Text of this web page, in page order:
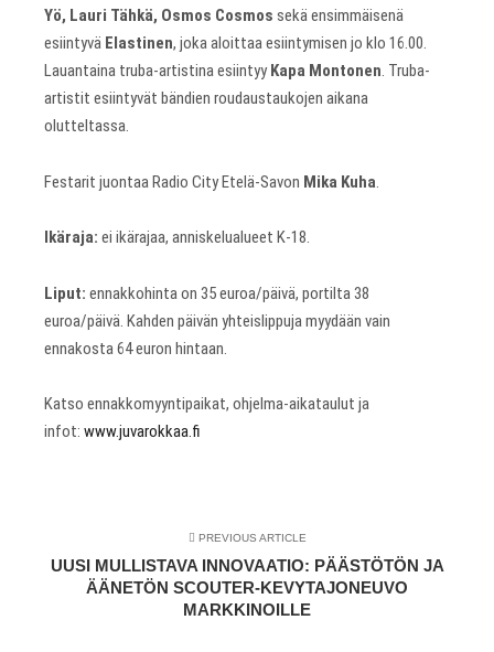
Yö, Lauri Tähkä, Osmos Cosmos sekä ensimmäisenä
esiintyvä Elastinen, joka aloittaa esiintymisen jo klo 16.00.
Lauantaina truba-artistina esiintyyKapa Montonen. Truba-
artistit esiintyvät bändien roudaustaukojen aikana
olutteltassa.
Festarit juontaa Radio City Etelä-Savon Mika Kuha.
Ikäraja: ei ikärajaa, anniskelualueet K-18.
Liput: ennakkohinta on 35 euroa/päivä, portilta 38
euroa/päivä. Kahden päivän yhteislippuja myydään vain
ennakosta 64 euron hintaan.
Katso ennakkomyyntipaikat, ohjelma-aikataulut ja
infot: www.juvarokkaa.fi
PREVIOUS ARTICLE
UUSI MULLISTAVA INNOVAATIO: PÄÄSTÖTÖN JA
ÄÄNETÖN SCOUTER-KEVYTAJONEUVO
MARKKINOILLE